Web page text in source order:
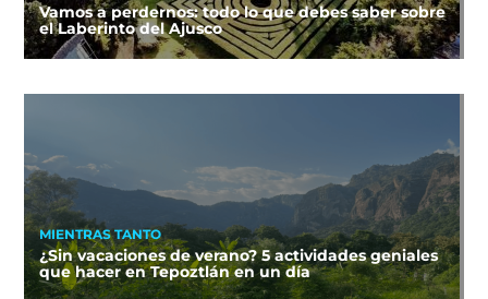
Vamos a perdernos: todo lo que debes saber sobre
el Laberinto del Ajusco
MIENTRAS TANTO
¿Sin vacaciones de verano? 5 actividades geniales
que hacer en Tepoztlán en un día